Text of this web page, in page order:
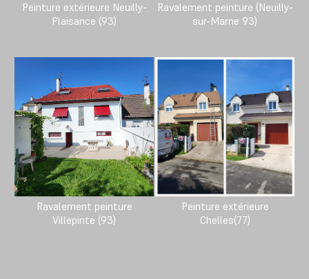
Peinture extérieure Neuilly-
Plaisance (93)
Ravalement peinture (Neuilly-
sur-Marne 93)
Ravalement peinture
Villepinte (93)
Peinture extérieure
Chelles(77)